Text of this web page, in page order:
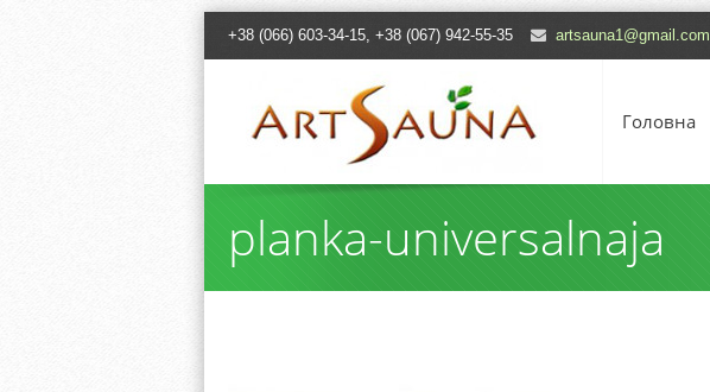
+38 (066) 603-34-15, +38 (067) 942-55-35 artsauna1@gmail.com
Головна
planka-universalnaja